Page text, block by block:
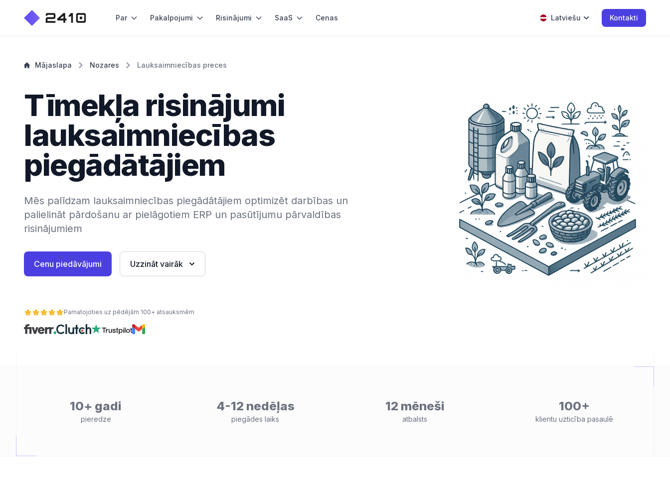
Par Pakalpojumi Risinājumi SaaS Cenas Latviešu Kontakti
Mājaslapa Nozares Lauksaimniecības preces
Tīmekļa risinājumi
lauksaimniecības
piegādātājiem
Mēs palīdzam lauksaimniecības piegādātājiem optimizēt darbības un
palielināt pārdošanu ar pielāgotiem ERP un pasūtījumu pārvaldības
risinājumiem
Cenu piedāvājumi Uzzināt vairāk
Pamatojoties uz pēdējām 100+ atsauksmēm
10+ gadi
pieredze
4-12 nedēļas
piegādes laiks
12 mēneši
atbalsts
100+
klientu uzticība pasaulē